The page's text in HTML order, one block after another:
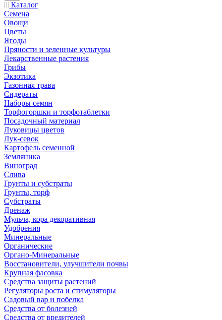
Каталог
Семена
Овощи
Цветы
Ягоды
Пряности и зеленные культуры
Лекарственные растения
Грибы
Экзотика
Газонная трава
Сидераты
Наборы семян
Торфогоршки и торфотаблетки
Посадочный материал
Луковицы цветов
Лук-севок
Картофель семенной
Земляника
Виноград
Слива
Грунты и субстраты
Грунты, торф
Субстраты
Дренаж
Мульча, кора декоративная
Удобрения
Минеральные
Органические
Органо-Минеральные
Восстановители, улучшители почвы
Крупная фасовка
Средства защиты растений
Регуляторы роста и стимуляторы
Садовый вар и побелка
Средства от болезней
Средства от вредителей